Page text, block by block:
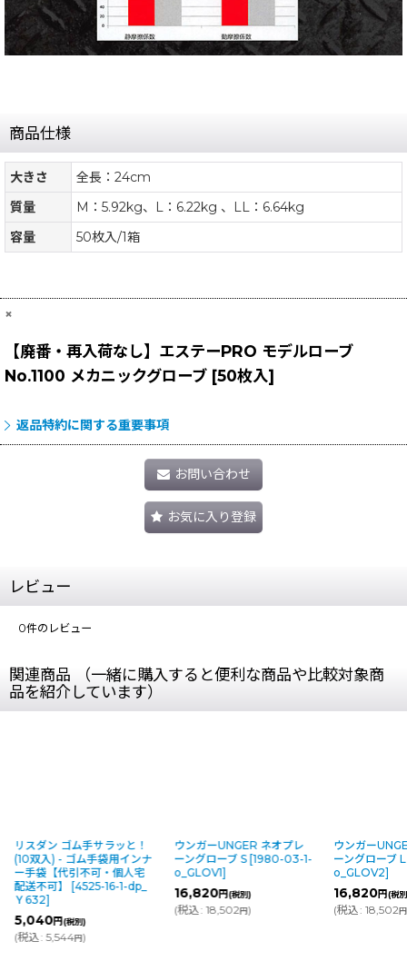
商品仕様
大きさ
全長：24cm
質量
M：5.92kg、L：6.22kg 、LL：6.64kg
容量
50枚入/1箱
×
【廃番・再入荷なし】エステーPRO モデルローブ
No.1100 メカニックグローブ [50枚入]
返品特約に関する重要事項
お問い合わせ
お気に入り登録
レビュー
0件のレビュー
関連商品 （一緒に購入すると便利な商品や比較対象商
品を紹介しています）
ッと！
用インナ
個人宅
1-dp_
ウンガーUNGER ネオプレ
ーングローブ S [1980-03-1-
o_GLOV1]
16,820 (税別)
ウンガーUNGER ネオプレ
ーングローブ L [1979-03-1-
16,820
(税込
ウ
ー
(税